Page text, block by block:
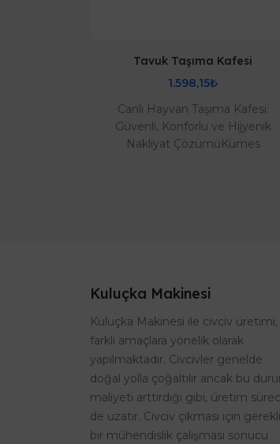
Tavuk Taşıma Kafesi
1.598,15₺
Canlı Hayvan Taşıma Kafesi:
Güvenli, Konforlu ve Hijyenik
Nakliyat ÇözümüKümes
Kuluçka Makinesi
Kuluçka Makinesi ile civciv üretimi,
farklı amaçlara yönelik olarak
yapılmaktadır. Civcivler genelde
doğal yolla çoğaltılır ancak bu
maliyeti arttırdığı gibi, üretim
de uzatır. Civciv çıkması için gerekli
bir mühendislik çalışması sonucu